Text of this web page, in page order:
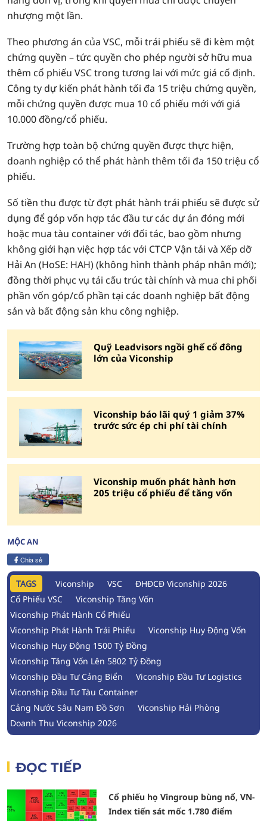
nhượng một lần.
Theo phương án của VSC, mỗi trái phiếu sẽ đi kèm một
chứng quyền – tức quyền cho phép người sở hữu mua
thêm cổ phiếu VSC trong tương lai với mức giá cố định.
Công ty dự kiến phát hành tối đa 15 triệu chứng quyền,
mỗi chứng quyền được mua 10 cổ phiếu mới với giá
10.000 đồng/cổ phiếu.
Trường hợp toàn bộ chứng quyền được thực hiện,
doanh nghiệp có thể phát hành thêm tối đa 150 triệu cổ
phiếu.
Số tiền thu được từ đợt phát hành trái phiếu sẽ được sử
dụng để góp vốn hợp tác đầu tư các dự án đóng mới
hoặc mua tàu container với đối tác, bao gồm nhưng
không giới hạn việc hợp tác với CTCP Vận tải và Xếp dỡ
Hải An (HoSE: HAH) (không hình thành pháp nhân mới);
đồng thời phục vụ tái cấu trúc tài chính và mua chi phối
phần vốn góp/cổ phần tại các doanh nghiệp bất động
sản và bất động sản khu công nghiệp.
Quỹ Leadvisors ngồi ghế cổ đông
lớn của Viconship
Viconship báo lãi quý 1 giảm 37%
trước sức ép chi phí tài chính
Viconship muốn phát hành hơn
205 triệu cổ phiếu để tăng vốn
MỘC AN
Chia sẻ
TAGS Viconship VSC
ĐHĐCĐ Viconship 2026
Cổ Phiếu VSC
Viconship Tăng Vốn
Viconship Phát Hành Cổ Phiếu
Viconship Phát Hành Trái Phiếu
Viconship Huy Động Vốn
Viconship Huy Động 1500 Tỷ Đồng
Viconship Tăng Vốn Lên 5802 Tỷ Đồng
Viconship Đầu Tư Cảng Biển
Viconship Đầu Tư Logistics
Viconship Đầu Tư Tàu Container
Cảng Nước Sâu Nam Đồ Sơn
Viconship Hải Phòng
Doanh Thu Viconship 2026
ĐỌC TIẾP
Cổ phiếu họ Vingroup bùng nổ, VN-
Index tiến sát mốc 1.780 điểm